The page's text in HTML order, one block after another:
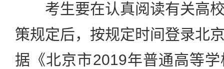
考生要在认真阅读有关高校
策规定后，按规定时间登录北
据《北京市2019年普通高等